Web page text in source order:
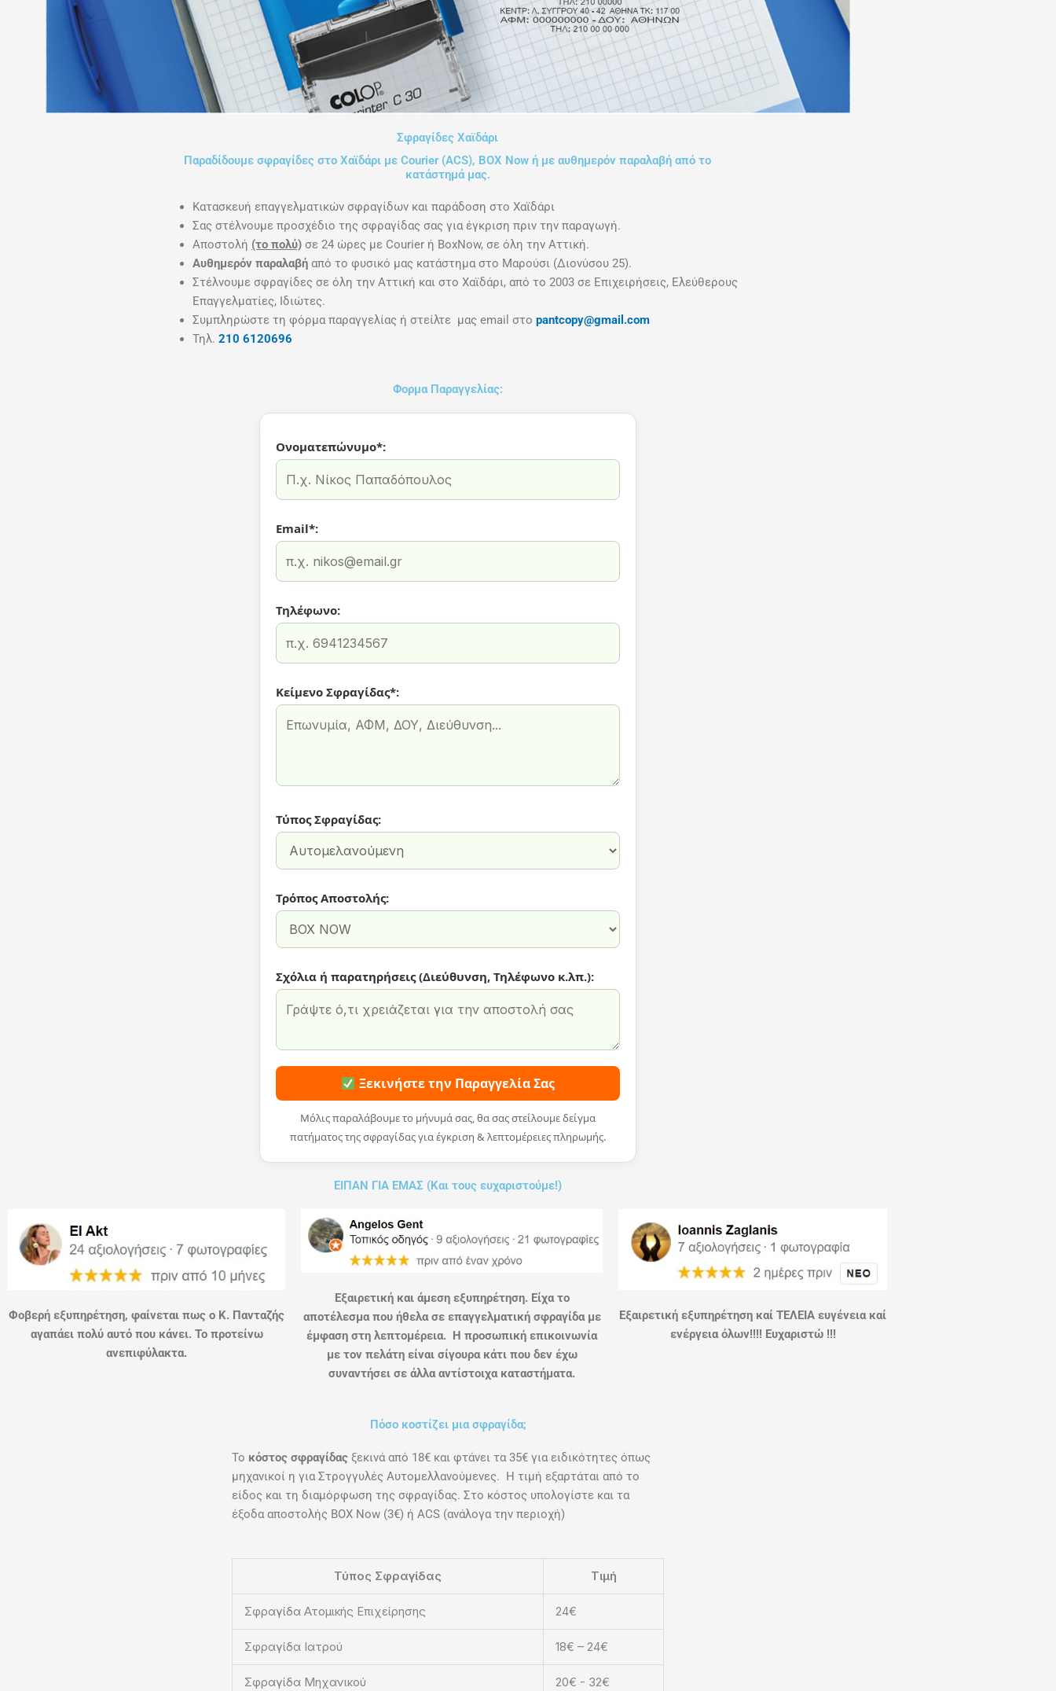
Σφραγίδες Χαϊδάρι
Παραδίδουμε σφραγίδες στο Χαϊδάρι με Courier (ACS), ΒΟΧ Now ή με αυθημερόν παραλαβή από το
κατάστημά μας.
Κατασκευή επαγγελματικών σφραγίδων και παράδοση στο Χαϊδάρι
Σας στέλνουμε προσχέδιο της σφραγίδας σας για έγκριση πριν την παραγωγή.
Αποστολή (το πολύ)σε 24 ώρες με Courier ή BoxNow, σε όλη την Αττική.
Αυθημερόν παραλαβήαπό το φυσικό μας κατάστημα στο Μαρούσι (Διονύσου 25).
Στέλνουμε σφραγίδες σε όλη την Αττική και στο Χαϊδάρι, από το 2003 σε Επιχειρήσεις, Ελεύθερους
Επαγγελματίες, Ιδιώτες.
Συμπληρώστε τη φόρμα παραγγελίας ή στείλτε μας email στο pantcopy@gmail.com
Τηλ. 210 6120696
Φορμα Παραγγελίας:
Ονοματεπώνυμο*:
Email*:
Τηλέφωνο:
Κείμενο Σφραγίδας*:
Τύπος Σφραγίδας:
Τρόπος Αποστολής:
Σχόλια ή παρατηρήσεις (Διεύθυνση, Τηλέφωνο κ.λπ.):
Ξεκινήστε την Παραγγελία Σας
Μόλις παραλάβουμε το μήνυμά σας, θα σας στείλουμε δείγμα
πατήματος της σφραγίδας για έγκριση & λεπτομέρειες πληρωμής.
ΕΙΠΑΝ ΓΙΑ ΕΜΑΣ (Και τους ευχαριστούμε!)
Φοβερή εξυπηρέτηση, φαίνεται πως ο Κ. Πανταζής
αγαπάει πολύ αυτό που κάνει. Το προτείνω
ανεπιφύλακτα.
Εξαιρετική και άμεση εξυπηρέτηση. Είχα το
αποτέλεσμα που ήθελα σε επαγγελματική σφραγίδα με
έμφαση στη λεπτομέρεια. Η προσωπική επικοινωνία
με τον πελάτη είναι σίγουρα κάτι που δεν έχω
συναντήσει σε άλλα αντίστοιχα καταστήματα.
Εξαιρετική εξυπηρέτηση καί ΤΕΛΕΙΑ ευγένεια καί
ενέργεια όλων!!!! Ευχαριστώ !!!
Πόσο κοστίζει μια σφραγίδα;
Το κόστος σφραγίδας ξεκινά από 18€ και φτάνει τα 35€ για ειδικότητες όπως
μηχανικοί η για Στρογγυλές Αυτομελλανούμενες. Η τιμή εξαρτάται από το
είδος και τη διαμόρφωση της σφραγίδας. Στο κόστος υπολογίστε και τα
έξοδα αποστολής ΒΟΧ Now (3€) ή ACS (ανάλογα την περιοχή)
Τύπος Σφραγίδας Τιμή
Σφραγίδα Ατομικής Επιχείρησης 24€
Σφραγίδα Ιατρού 18€ – 24€
Σφραγίδα Μηχανικού 20€ - 32€